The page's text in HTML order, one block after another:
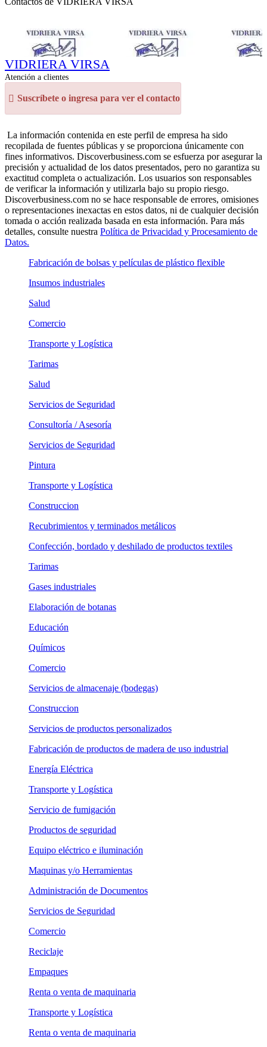
VIDRIERA VIRSA
Atención a clientes
Suscríbete o ingresa para ver el contacto
La información contenida en este perfil de empresa ha sido
recopilada de fuentes públicas y se proporciona únicamente con
fines informativos. Discoverbusiness.com se esfuerza por asegurar la
precisión y actualidad de los datos presentados, pero no garantiza su
exactitud completa o actualización. Los usuarios son responsables
de verificar la información y utilizarla bajo su propio riesgo.
Discoverbusiness.com no se hace responsable de errores, omisiones
o representaciones inexactas en estos datos, ni de cualquier decisión
tomada o acción realizada basada en esta información. Para más
detalles, consulte nuestra Política de Privacidad y Procesamiento de
Datos.
Fabricación de bolsas y películas de plástico flexible
Insumos industriales
Salud
Comercio
Transporte y Logística
Tarimas
Salud
Servicios de Seguridad
Consultoría / Asesoría
Servicios de Seguridad
Pintura
Transporte y Logística
Construccion
Recubrimientos y terminados metálicos
Confección, bordado y deshilado de productos textiles
Tarimas
Gases industriales
Elaboración de botanas
Educación
Químicos
Comercio
Servicios de almacenaje (bodegas)
Construccion
Servicios de productos personalizados
Fabricación de productos de madera de uso industrial
Energía Eléctrica
Transporte y Logística
Servicio de fumigación
Productos de seguridad
Equipo eléctrico e iluminación
Maquinas y/o Herramientas
Administración de Documentos
Servicios de Seguridad
Comercio
Reciclaje
Empaques
Renta o venta de maquinaria
Transporte y Logística
Renta o venta de maquinaria